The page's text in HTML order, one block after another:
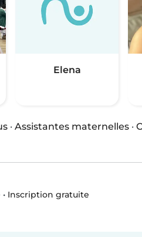
Elena
· Assistantes maternelles ·
• Inscription gratuite